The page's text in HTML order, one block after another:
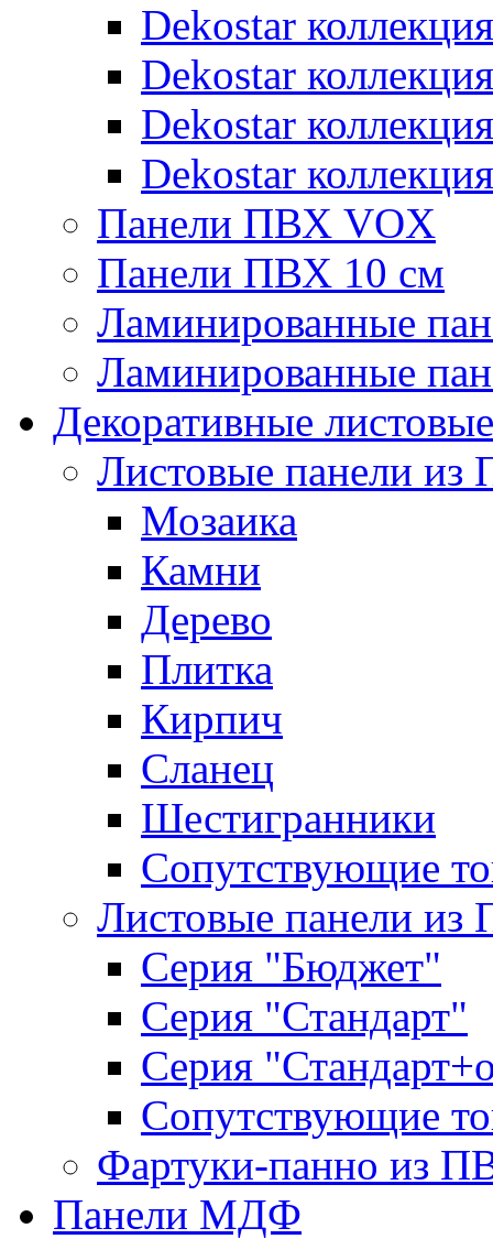
Dekostar
Dekostar
Dekostar
Dekostar
Панели ПВХ VOX
Панели ПВХ 10 см
Ламинированные
Ламинированные
Декоративные
Листовые панели из
Мозаика
Камни
Дерево
Плитка
Кирпич
Сланец
Шестигранники
Сопутствующие
Листовые панели из
Серия "Бюджет"
Серия "Стандарт"
Серия
Сопутствующие
Фартуки-панно из
Панели МДФ